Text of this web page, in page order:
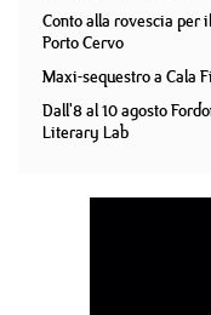
Conto alla rovescia per
Porto Cervo
Maxi-sequestro a Cala
Dall'8 al 10 agosto
Literary Lab